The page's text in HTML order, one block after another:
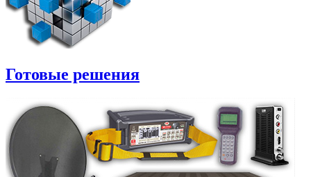
Готовые решения